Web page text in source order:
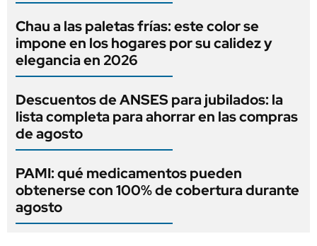
Chau a las paletas frías: este color se
impone en los hogares por su calidez y
elegancia en 2026
Descuentos de ANSES para jubilados: la
lista completa para ahorrar en las compras
de agosto
PAMI: qué medicamentos pueden
obtenerse con 100% de cobertura durante
agosto